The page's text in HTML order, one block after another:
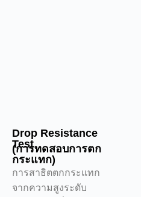
Drop Resistance
Test
(การทดสอบการตก
กระแทก)
การสาธิตตกกระแทก
จากความสูงระดับ